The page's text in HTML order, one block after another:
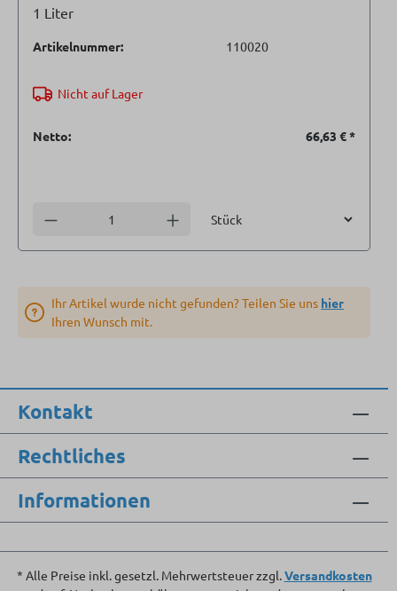
1 Liter
Artikelnummer: 110020
Nicht auf Lager
Netto: 66,63 €*
Anzahl verringern Anzahl erhöhen
Ihr Artikel wurde nicht gefunden? Teilen Sie uns hier
Ihren Wunsch mit.
Kontakt
Rechtliches
Informationen
* Alle Preise inkl. gesetzl. Mehrwertsteuer zzgl.Versandkosten